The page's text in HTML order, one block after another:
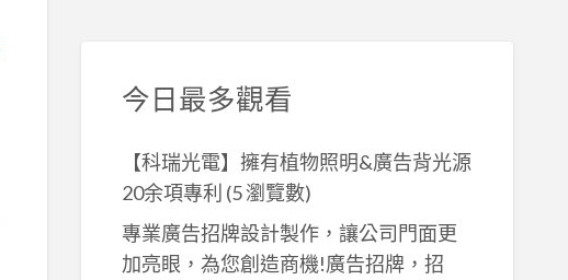
今日最多觀看
【科瑞光電】擁有植物照明&廣告背光源
20余項專利 (5 瀏覽數)
專業廣告招牌設計製作，讓公司門面更
加亮眼，為您創造商機!廣告招牌，招